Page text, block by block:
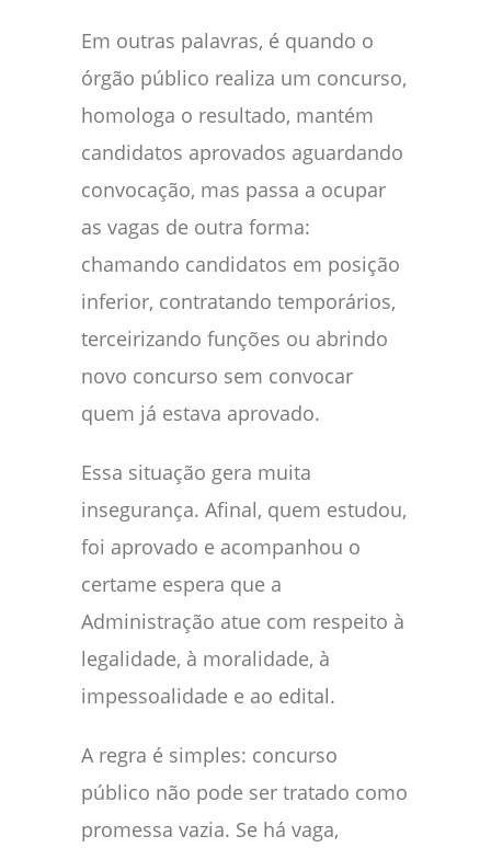
Em outras palavras, é quando o
órgão público realiza um concurso,
homologa o resultado, mantém
candidatos aprovados aguardando
convocação, mas passa a ocupar
as vagas de outra forma:
chamando candidatos em posição
inferior, contratando temporários,
terceirizando funções ou abrindo
novo concurso sem convocar
quem já estava aprovado.
Essa situação gera muita
insegurança. Afinal, quem estudou,
foi aprovado e acompanhou o
certame espera que a
Administração atue com respeito à
legalidade, à moralidade, à
impessoalidade e ao edital.
A regra é simples: concurso
público não pode ser tratado como
promessa vazia. Se há vaga,